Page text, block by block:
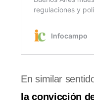
En similar
la convicción